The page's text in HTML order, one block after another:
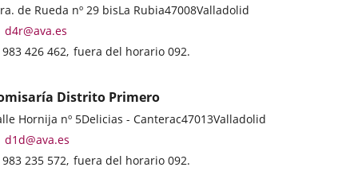
de Rueda nº 29 bisLa Rubia47008Valladolid
Email
d4r@ava.es
983 426 462 fuera del horario 092.
Distrito Primero
Hornija nº 5Delicias - Canterac47013Valladolid
Email
d1d@ava.es
983 235 572 fuera del horario 092.